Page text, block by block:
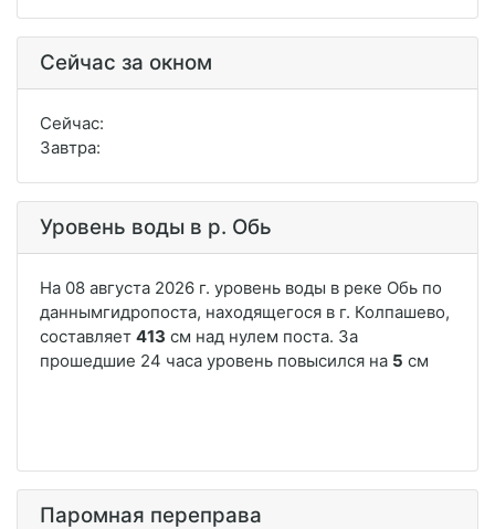
Сейчас за окном
Сейчас:
Завтра:
Уровень воды в р. Обь
Паромная переправа